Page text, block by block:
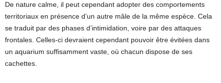
De nature calme, il peut cependant adopter des comportements
territoriaux en présence d’un autre mâle de la même espèce. Cela
se traduit par des phases d’intimidation, voire par des attaques
frontales. Celles-ci devraient cependant pouvoir être évitées dans
un aquarium suffisamment vaste, où chacun dispose de ses
cachettes.